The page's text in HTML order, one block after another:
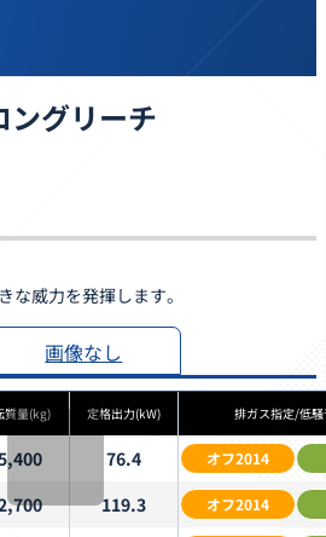
ングリーチ
な威力を発揮します。
画像なし
質量(kg) 定格出力(kW) 排ガス指定/低騒
76.4 オフ2014
119.3 オフ2014